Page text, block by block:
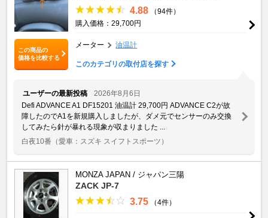
この商品の
価格を比較する
4.88
（94件）
購入価格：29,700円
メーター 油温計
このカテゴリの取付店を探す
ユーザーの最新投稿
2026年8月6日
Defi ADVANCE A1 DF15201 油温計 29,700円 ADVANCE C2が故
障したのでA1を新規購入しましたが、ダメ元でセンサーのみ交換
してみたら針が暴れる現象が収まりました ...
白夜10番 （愛車：スズキ スイフトスポーツ）
MONZA JAPAN / ジャパン三陽
ZACK JP-7
3.75 （4件）